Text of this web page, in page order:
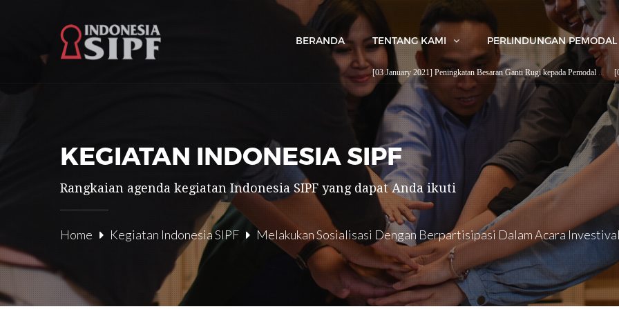
BERANDA TENTANG KAMI PERLINDUNGAN PEMODAL
[03 January 2021] Peningkatan Besaran Ganti Rugi kepada Pemodal... [09
KEGIATAN INDONESIA SIPF
Rangkaian agenda kegiatan Indonesia SIPF yang dapat Anda ikuti
Home Kegiatan Indonesia SIPF Melakukan Sosialisasi Dengan Berpartisipasi Dalam Acara